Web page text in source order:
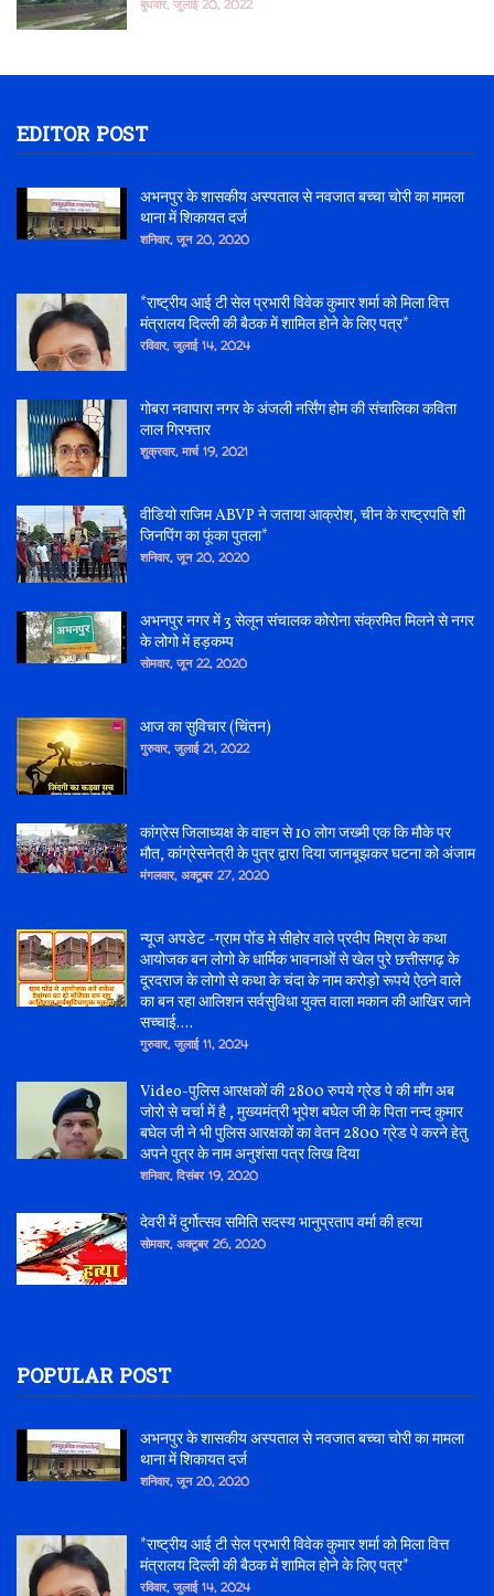
बुधवार, जुलाई 20, 2022
EDITOR POST
अभनपुर के शासकीय अस्पताल से नवजात बच्चा चोरी का मामला
थाना में शिकायत दर्ज
शनिवार, जून 20, 2020
*राष्ट्रीय आई टी सेल प्रभारी विवेक कुमार शर्मा को मिला वित्त
मंत्रालय दिल्ली की बैठक में शामिल होने के लिए पत्र*
रविवार, जुलाई 14, 2024
गोबरा नवापारा नगर के अंजली नर्सिंग होम की संचालिका कविता
लाल गिरफ्तार
शुक्रवार, मार्च 19, 2021
वीडियो राजिम ABVP ने जताया आक्रोश, चीन के राष्ट्रपति शी
जिनपिंग का फूंका पुतला*
शनिवार, जून 20, 2020
अभनपुर नगर में 3 सेलून संचालक कोरोना संक्रमित मिलने से नगर
के लोगो में हड़कम्प
सोमवार, जून 22, 2020
आज का सुविचार (चिंतन)
गुरुवार, जुलाई 21, 2022
कांग्रेस जिलाध्यक्ष के वाहन से 10 लोग जख्मी एक कि मौके पर
मौत, कांग्रेसनेत्री के पुत्र द्वारा दिया जानबूझकर घटना को अंजाम
मंगलवार, अक्टूबर 27, 2020
न्यूज अपडेट -ग्राम पोंड मे सीहोर वाले प्रदीप मिश्रा के कथा
आयोजक बन लोगो के धार्मिक भावनाओं से खेल पुरे छत्तीसगढ़ के
दूरदराज के लोगो से कथा के चंदा के नाम करोड़ो रूपये ऐठने वाले
का बन रहा आलिशन सर्वसुविधा युक्त वाला मकान की आखिर जाने
सच्चाई....
गुरुवार, जुलाई 11, 2024
Video-पुलिस आरक्षकों की 2800 रुपये ग्रेड पे की माँग अब
जोरो से चर्चा में है , मुख्यमंत्री भूपेश बघेल जी के पिता नन्द कुमार
बघेल जी ने भी पुलिस आरक्षकों का वेतन 2800 ग्रेड पे करने हेतु
अपने पुत्र के नाम अनुशंसा पत्र लिख दिया
शनिवार, दिसंबर 19, 2020
देवरी में दुर्गोत्सव समिति सदस्य भानुप्रताप वर्मा की हत्या
सोमवार, अक्टूबर 26, 2020
POPULAR POST
अभनपुर के शासकीय अस्पताल से नवजात बच्चा चोरी का मामला
थाना में शिकायत दर्ज
शनिवार, जून 20, 2020
*राष्ट्रीय आई टी सेल प्रभारी विवेक कुमार शर्मा को मिला वित्त
मंत्रालय दिल्ली की बैठक में शामिल होने के लिए पत्र*
रविवार, जुलाई 14, 2024